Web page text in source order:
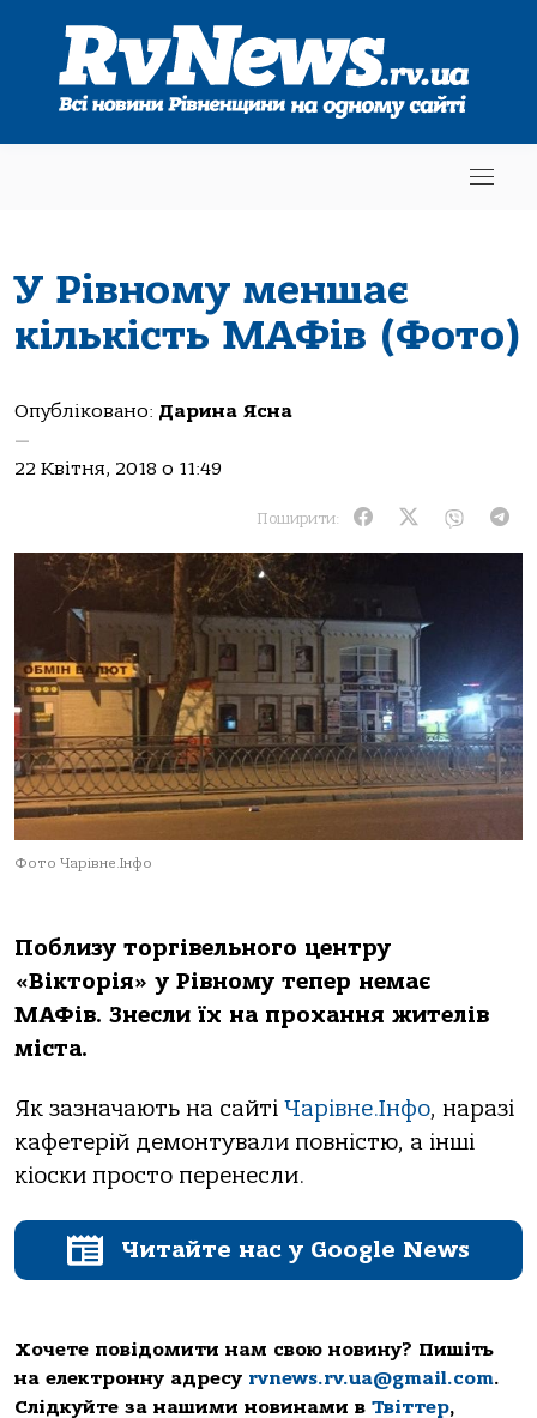
У Рівному меншає
кількість МАФів (Фото)
Опубліковано: Дарина Ясна
—
22 Квітня, 2018 о 11:49
Поширити:
Фото Чарівне.Інфо
Поблизу торгівельного центру
«Вікторія» у Рівному тепер немає
МАФів. Знесли їх на прохання жителів
міста.
Як зазначають на сайті Чарівне.Інфо, наразі
кафетерій демонтували повністю, а інші
кіоски просто перенесли.
Читайте нас у Google News
Хочете повідомити нам свою новину? Пишіть
на електронну адресу rvnews.rv.ua@gmail.com.
Слідкуйте за нашими новинами в Твіттер,